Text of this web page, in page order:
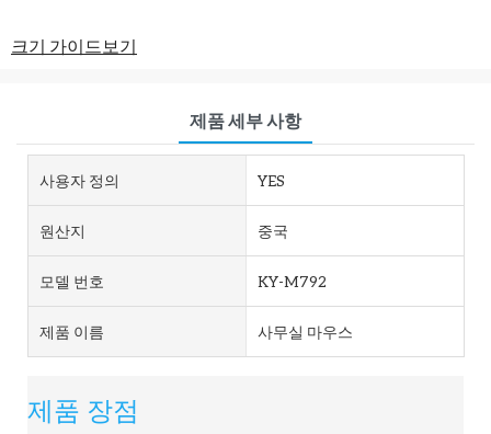
크기 가이드보기
제품 세부 사항
사용자 정의 YES
원산지 중국
모델 번호 KY-M792
제품 이름 사무실 마우스
제품 장점